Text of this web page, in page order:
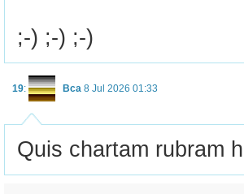
;-) ;-) ;-)
19: Bca 8 Jul 2026 01:33
Quis chartam rubram